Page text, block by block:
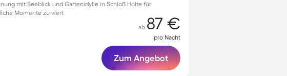
mit Seeblick und Gartenidylle in Schloß Holte für
Momente zu viert
ab 87 €
pro Nacht
Zum Angebot